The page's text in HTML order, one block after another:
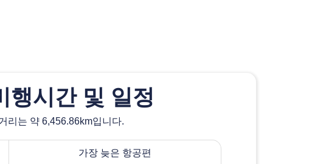
행시간 및 일정
리는 약 6,456.86km입니다.
가장 늦은 항공편